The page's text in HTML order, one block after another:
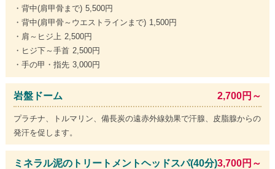
・背中(肩甲骨まで) 5,500円
・背中(肩甲骨～ウエストラインまで) 1,500円
・肩～ヒジ上 2,500円
・ヒジ下～手首 2,500円
・手の甲・指先 3,000円
岩盤ドーム 2,700円～
プラチナ、トルマリン、備長炭の遠赤外線効果で汗腺、皮脂腺からの
発汗を促します。
ミネラル泥のトリートメントヘッドスパ(40分)3,700円～